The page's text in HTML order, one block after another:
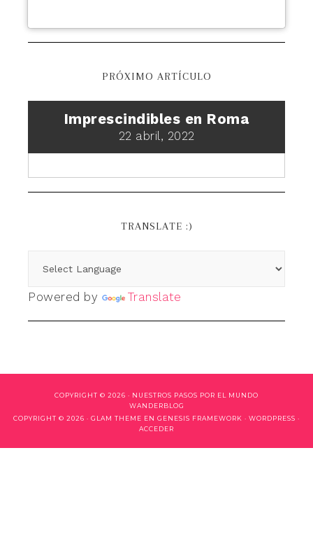
PRÓXIMO ARTÍCULO
Imprescindibles en Roma
22 abril, 2022
TRANSLATE :)
Powered by Translate
COPYRIGHT © 2026 · NUESTROS PASOS POR EL MUNDO
WANDERBLOG
COPYRIGHT © 2026 · GLAM THEME EN GENESIS FRAMEWORK · WORDPRESS ·
ACCEDER